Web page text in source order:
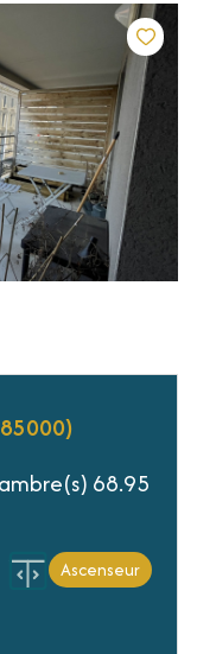
Ascenseur